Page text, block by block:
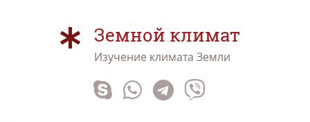
Земной климат
Изучение климата Земли